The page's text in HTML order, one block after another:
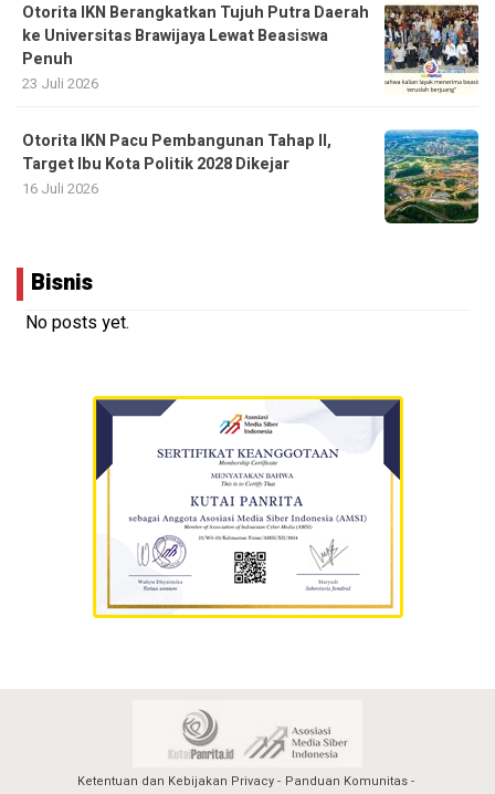
Otorita IKN Berangkatkan Tujuh Putra Daerah
ke Universitas Brawijaya Lewat Beasiswa
Penuh
23 Juli 2026
Otorita IKN Pacu Pembangunan Tahap II,
Target Ibu Kota Politik 2028 Dikejar
16 Juli 2026
Bisnis
No posts yet.
Ketentuan dan Kebijakan Privacy Panduan Komunitas